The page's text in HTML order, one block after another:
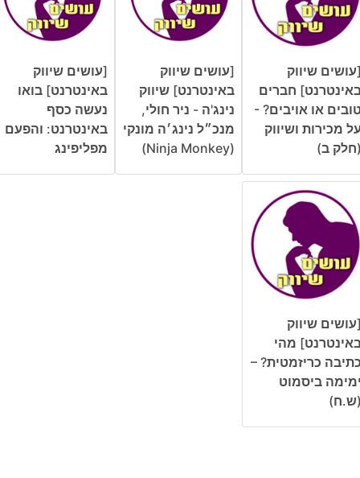
שיווק
חברים
או אויבים? -
מכירות ושיווק
ב)
[עושים שיווק
באינטרנט] שיווק
נינג'ה - ניר חולי,
מנכ״ל נינג׳ה מונקי
(Ninja Monkey)
[עושים שיווק
באינטרנט] בואו
נעשה כסף
באינטרנט: והפעם
מפליפינג
שיווק
מהי
כריזמטית? –
ביסמוט